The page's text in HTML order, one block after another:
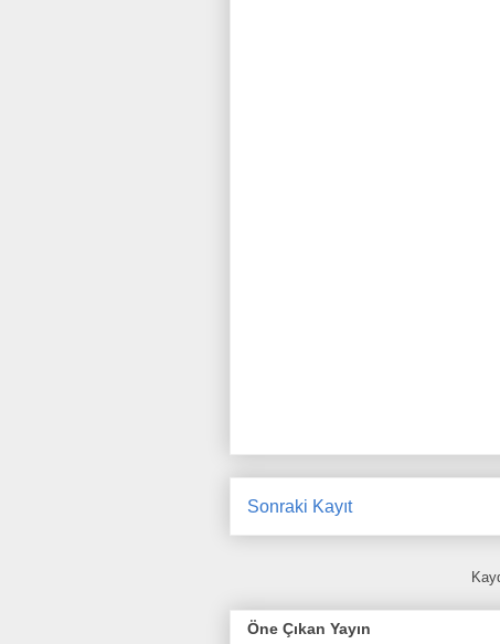
Sonraki Kayıt
Öne Çıkan Yayın